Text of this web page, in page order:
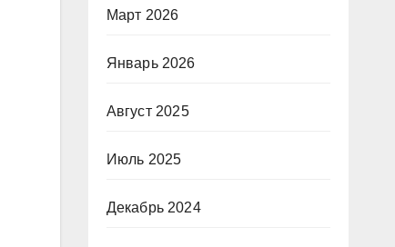
Март 2026
Январь 2026
Август 2025
Июль 2025
Декабрь 2024